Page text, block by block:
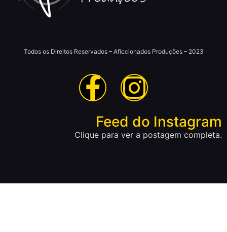
Todos os Direitos Reservados – Aficcionados Produções – 2023
Feed do Instagram
Clique para ver a postagem completa.